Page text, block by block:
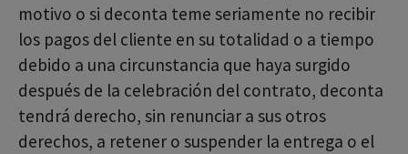
motivo o si deconta teme seriamente no recibir
los pagos del cliente en su totalidad o a tiempo
debido a una circunstancia que haya surgido
después de la celebración del contrato, deconta
tendrá derecho, sin renunciar a sus otros
derechos, a retener o suspender la entrega o el